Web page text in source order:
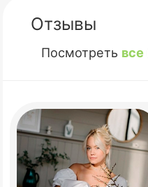
Отзывы
Посмотреть все